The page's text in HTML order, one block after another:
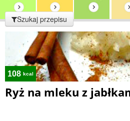
Szukaj przepisu
108 kcal
Ryż na mleku z